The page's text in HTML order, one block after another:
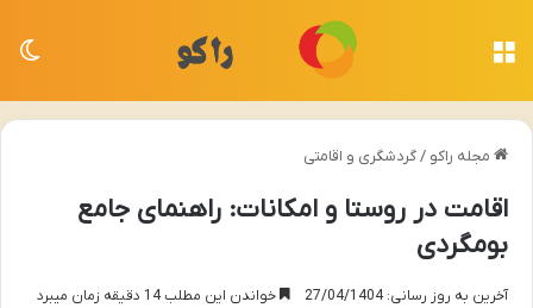
مجله راکو /گردشگری و اقامتی
اقامت در روستا و امکانات: راهنمای جامع
بومگردی
آخرین به روز رسانی: 27/04/1404 خواندن این مطلب 14 دقیقه زمان میبرد